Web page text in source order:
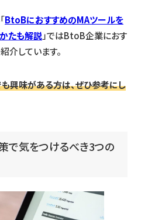
BtoBにおすすめのMAツールを
たも解説」ではBtoB企業におす
介しています。
興味がある方は、ぜひ参考にし
で気をつけるべき3つの